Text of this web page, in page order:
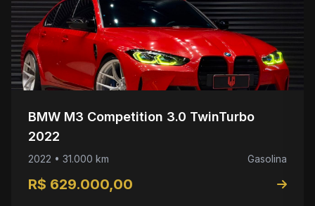
BMW M3 Competition 3.0 TwinTurbo
2022
2022 • 31.000 km Gasolina
R$ 629.000,00